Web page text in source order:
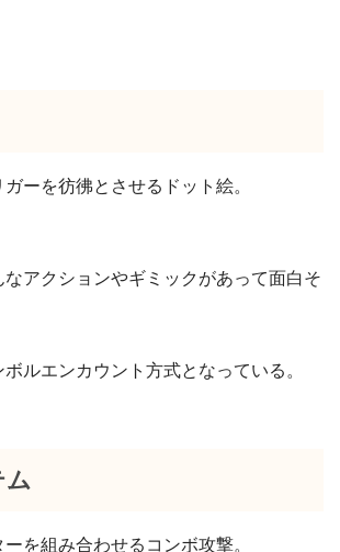
ーを彷彿とさせるドット絵。
なアクションやギミックがあって面白そ
ルエンカウント方式となっている。
ム
を組み合わせるコンボ攻撃。